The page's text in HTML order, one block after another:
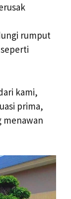
rumput
kami,
prima,
menawan